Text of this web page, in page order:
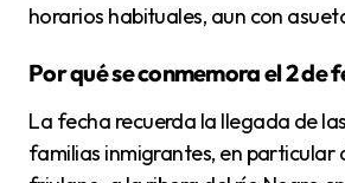
horarios habituales, aun con
Por qué se conmemora el 2 de
La fecha recuerda la llegada de las primeras
familias inmigrantes, en particular